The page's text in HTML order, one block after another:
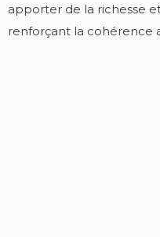
apporter de la richesse
renforçant la cohérence